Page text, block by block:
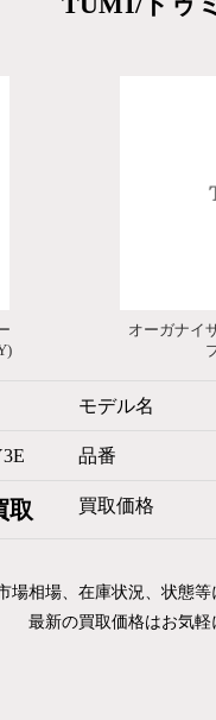
取
オーガナイ
モデル名
品番
買取価格
場相場、在庫状況、状態等
最新の買取価格はお気軽